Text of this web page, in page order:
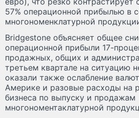
57% операционной прибылью в
многономенклатурной
Bridgestone объясняет общее
операционной прибыли 17-
продажных, общих и
третьем квартале на ситуацию
оказали также ослабление
Америке и разовые расходы на
бизнеса по выпуску и продажам
многономентаклатурной